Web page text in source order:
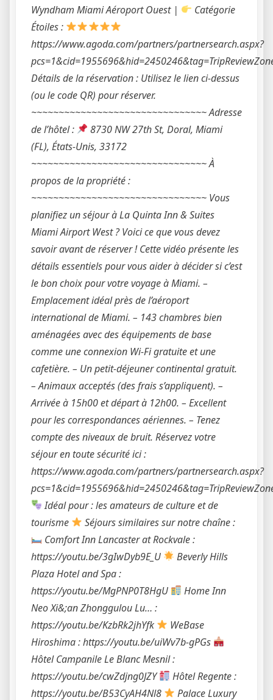
Wyndham Miami Aéroport Ouest |
Catégorie
Étoiles :
https://www.agoda.com/partners/partnersearch.aspx?
Détails de la réservation : Utilisez le lien ci-dessus
(ou le code QR) pour réserver.
~~~~~~~~~~~~~~~~~~~~~~~~~~~~~~~~ Adresse
de l’hôtel :
8730 NW 27th St, Doral, Miami
(FL), États-Unis, 33172
~~~~~~~~~~~~~~~~~~~~~~~~~~~~~~~~ À
propos de la propriété :
~~~~~~~~~~~~~~~~~~~~~~~~~~~~~~~~ Vous
planifiez un séjour à La Quinta Inn & Suites
Miami Airport West ? Voici ce que vous devez
savoir avant de réserver ! Cette vidéo présente les
détails essentiels pour vous aider à décider si c’est
le bon choix pour votre voyage à Miami. –
Emplacement idéal près de l’aéroport
international de Miami. – 143 chambres bien
aménagées avec des équipements de base
comme une connexion Wi-Fi gratuite et une
cafetière. – Un petit-déjeuner continental gratuit.
– Animaux acceptés (des frais s’appliquent). –
Arrivée à 15h00 et départ à 12h00. – Excellent
pour les correspondances aériennes. – Tenez
compte des niveaux de bruit. Réservez votre
séjour en toute sécurité ici :
https://www.agoda.com/partners/partnersearch.aspx?
Idéal pour : les amateurs de culture et de
tourisme
Séjours similaires sur notre chaîne :
Comfort Inn Lancaster at Rockvale :
https://youtu.be/3gIwDyb9E_U
Beverly Hills
Plaza Hotel and Spa :
https://youtu.be/MgPNP0T8HgU
Home Inn
Neo Xi&;an Zhonggulou Lu… :
https://youtu.be/KzbRk2jhYfk
WeBase
Hiroshima : https://youtu.be/uiWv7b-gPGs
Hôtel Campanile Le Blanc Mesnil :
https://youtu.be/cwZdjng0JZY
Hôtel Regente :
https://youtu.be/B53CyAH4Nl8
Palace Luxury